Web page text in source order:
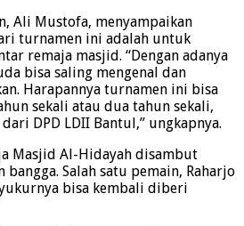
Ali Mustofa, menyampaikan
turnamen ini adalah untuk
remaja masjid. “Dengan adanya
bisa saling mengenal dan
Harapannya turnamen ini bisa
sekali atau dua tahun sekali,
DPD LDII Bantul,” ungkapnya.
Masjid Al-Hidayah disambut
bangga. Salah satu pemain, Raharjo
bisa kembali diberi